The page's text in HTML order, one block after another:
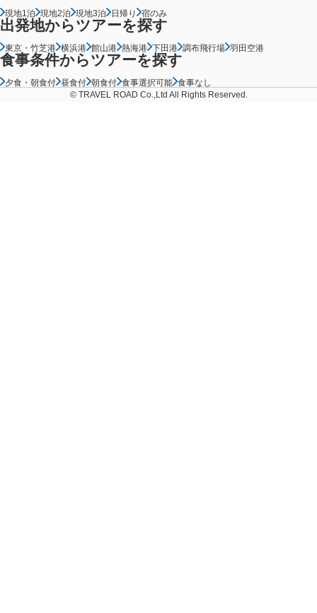
現地1泊 現地2泊 現地3泊 日帰り 宿のみ
出発地からツアーを探す
東京・竹芝港 横浜港 館山港 熱海港 下田港 調布飛行場 羽田空港
食事条件からツアーを探す
夕食・朝食付 昼食付 朝食付 食事選択可能 食事なし
© TRAVEL ROAD Co.,Ltd All Rights Reserved.